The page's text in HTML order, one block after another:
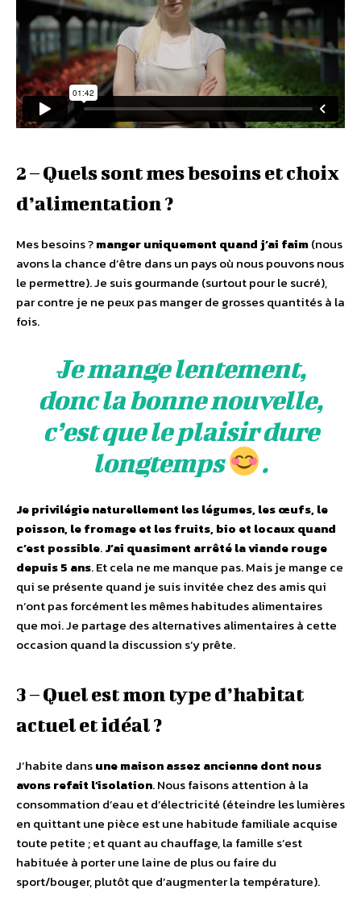
2 – Quels sont mes besoins et choix
d’alimentation ?
Mes besoins ?manger uniquement quand j’ai faim(nous
avons la chance d’être dans un pays où nous pouvons nous
le permettre). Je suis gourmande (surtout pour le sucré),
par contre je ne peux pas manger de grosses quantités à la
fois.
Je mange lentement,
donc la bonne nouvelle,
c’est que le plaisir dure
longtemps
.
Je privilégie naturellement les légumes, les œufs, le
poisson, le fromage et les fruits, bio et locaux quand
c’est possible.J’ai quasiment arrêté la viande rouge
depuis 5 ans. Et cela ne me manque pas. Mais je mange ce
qui se présente quand je suis invitée chez des amis qui
n’ont pas forcément les mêmes habitudes alimentaires
que moi. Je partage des alternatives alimentaires à cette
occasion quand la discussion s’y prête.
3 – Quel est mon type d’habitat
actuel et idéal ?
J’habite dansune maison assez ancienne dont nous
avons refait l’isolation. Nous faisons attention à la
consommation d’eau et d’électricité (éteindre les lumières
en quittant une pièce est une habitude familiale acquise
toute petite ; et quant au chauffage, la famille s’est
habituée à porter une laine de plus ou faire du
sport/bouger, plutôt que d’augmenter la température).